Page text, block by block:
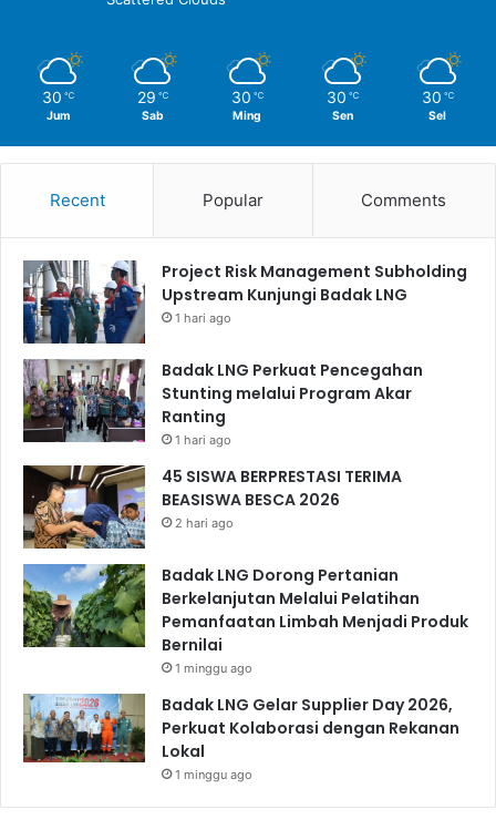
30 ℃
Jum
29 ℃
Sab
30 ℃
Ming
30 ℃
Sen
30 ℃
Sel
Recent Popular Comments
Project Risk Management Subholding
Upstream Kunjungi Badak LNG
1 hari ago
Badak LNG Perkuat Pencegahan
Stunting melalui Program Akar
Ranting
1 hari ago
45 SISWA BERPRESTASI TERIMA
BEASISWA BESCA 2026
2 hari ago
Badak LNG Dorong Pertanian
Berkelanjutan Melalui Pelatihan
Pemanfaatan Limbah Menjadi Produk
Bernilai
1 minggu ago
Badak LNG Gelar Supplier Day 2026,
Perkuat Kolaborasi dengan Rekanan
Lokal
1 minggu ago